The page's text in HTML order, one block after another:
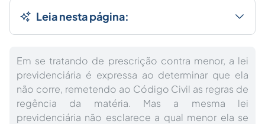
Leia nesta página:
Em se tratando de prescrição contra menor, a lei
previdenciária é expressa ao determinar que ela
não corre, remetendo ao Código Civil as regras de
regência da matéria. Mas a mesma lei
previdenciária não esclarece a qual menor ela se